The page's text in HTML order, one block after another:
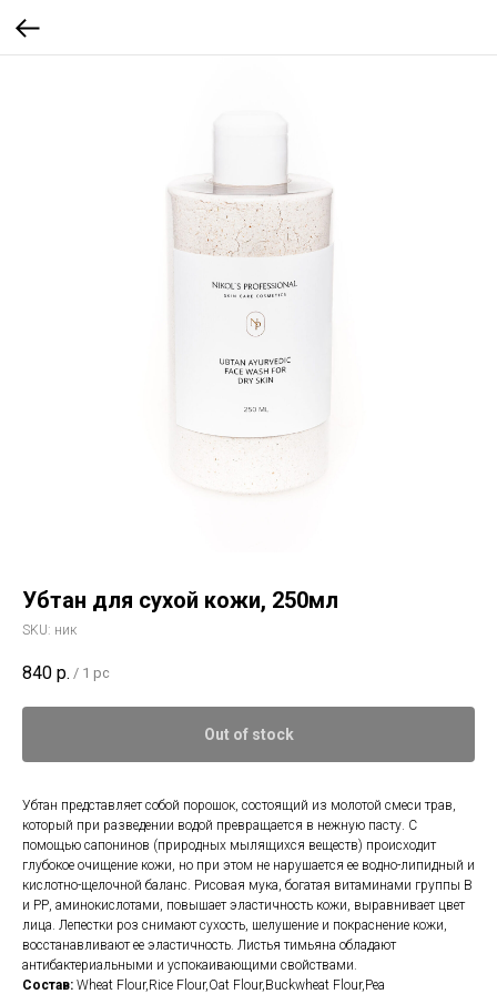
Убтан для сухой кожи, 250мл
SKU: ник
840 р. / 1 pc
Out of stock
Убтан представляет собой порошок, состоящий из молотой смеси трав,
который при разведении водой превращается в нежную пасту. С
помощью сапонинов (природных мылящихся веществ) происходит
глубокое очищение кожи, но при этом не нарушается ее водно-липидный и
кислотно-щелочной баланс. Рисовая мука, богатая витаминами группы В
и РР, аминокислотами, повышает эластичность кожи, выравнивает цвет
лица. Лепестки роз снимают сухость, шелушение и покраснение кожи,
восстанавливают ее эластичность. Листья тимьяна обладают
антибактериальными и успокаивающими свойствами.
Состав: Wheat Flour,Rice Flour,Oat Flour,Buckwheat Flour,Pea